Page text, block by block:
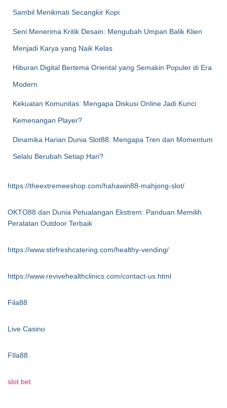
Sambil Menikmati Secangkir Kopi
Seni Menerima Kritik Desain: Mengubah Umpan Balik Klien
Menjadi Karya yang Naik Kelas
Hiburan Digital Bertema Oriental yang Semakin Populer di Era
Modern
Kekuatan Komunitas: Mengapa Diskusi Online Jadi Kunci
Kemenangan Player?
Dinamika Harian Dunia Slot88: Mengapa Tren dan Momentum
Selalu Berubah Setiap Hari?
https://theextremeeshop.com/hahawin88-mahjong-slot/
OKTO88 dan Dunia Petualangan Ekstrem: Panduan Memilih
Peralatan Outdoor Terbaik
https://www.stirfreshcatering.com/healthy-vending/
https://www.revivehealthclinics.com/contact-us.html
Fila88
Live Casino
FIla88
slot bet